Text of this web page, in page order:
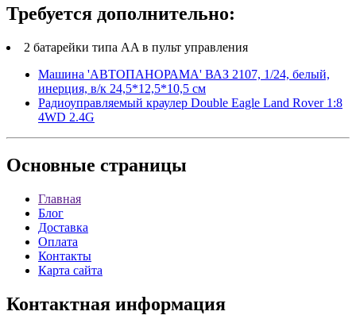
Требуется дополнительно:
2 батарейки типа AA в пульт управления
Машина 'АВТОПАНОРАМА' ВАЗ 2107, 1/24, белый,
инерция, в/к 24,5*12,5*10,5 см
Радиоуправляемый краулер Double Eagle Land Rover 1:8
4WD 2.4G
Основные страницы
Главная
Блог
Доставка
Оплата
Контакты
Карта сайта
Контактная информация